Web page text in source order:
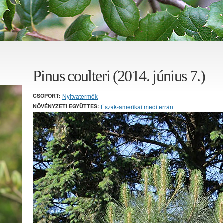
Pinus coulteri (2014. június 7.)
CSOPORT: Nyitvatermők
NÖVÉNYZETI EGYÜTTES: Észak-amerikai mediterrán